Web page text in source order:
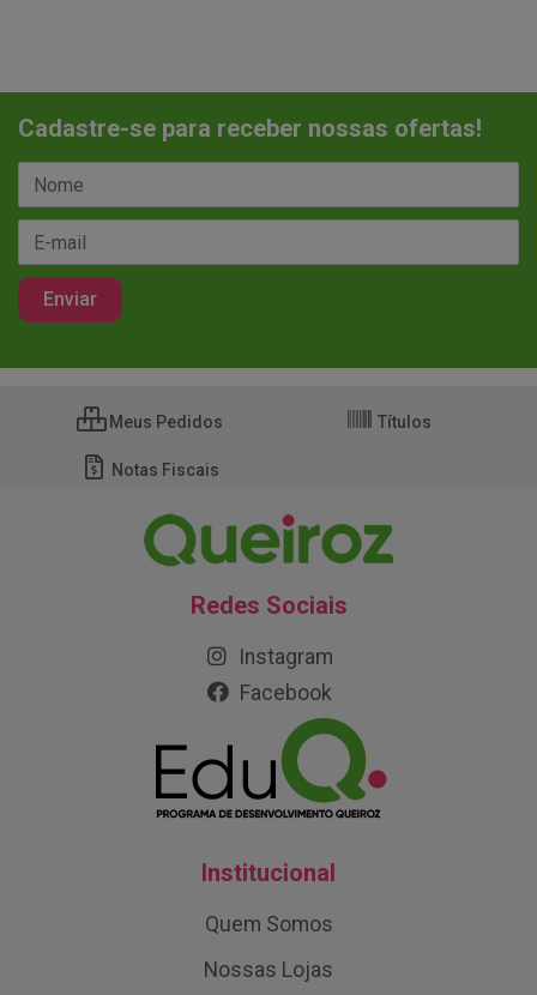
Cadastre-se para receber nossas ofertas!
Meus Pedidos Títulos
Notas Fiscais
Redes Sociais
Instagram
Facebook
Institucional
Quem Somos
Nossas Lojas